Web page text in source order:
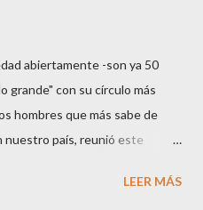
abiertamente -son ya 50
grande" con su círculo más
hombres que más sabe de
nuestro país, reunió este
de su vida profesional han
LEER MÁS